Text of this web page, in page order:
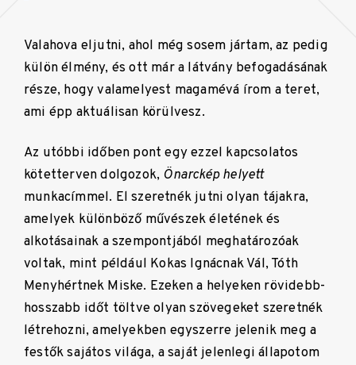
Valahova eljutni, ahol még sosem jártam, az pedig
külön élmény, és ott már a látvány befogadásának
része, hogy valamelyest magamévá írom a teret,
ami épp aktuálisan körülvesz.
Az utóbbi időben pont egy ezzel kapcsolatos
kötetterven dolgozok, Önarckép helyett
munkacímmel. El szeretnék jutni olyan tájakra,
amelyek különböző művészek életének és
alkotásainak a szempontjából meghatározóak
voltak, mint például Kokas Ignácnak Vál, Tóth
Menyhértnek Miske. Ezeken a helyeken rövidebb-
hosszabb időt töltve olyan szövegeket szeretnék
létrehozni, amelyekben egyszerre jelenik meg a
festők sajátos világa, a saját jelenlegi állapotom